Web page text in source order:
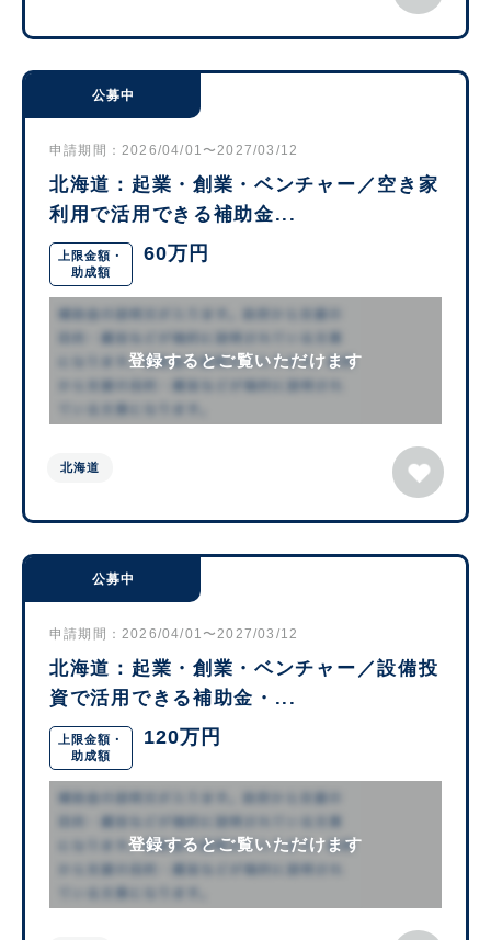
公募中
申請期間：2026/04/01〜2027/03/12
北海道：起業・創業・ベンチャー／空き家
利用で活用できる補助金...
上限金額・
助成額
60万円
登録するとご覧いただけます
北海道
公募中
申請期間：2026/04/01〜2027/03/12
北海道：起業・創業・ベンチャー／設備投
資で活用できる補助金・...
上限金額・
助成額
120万円
登録するとご覧いただけます